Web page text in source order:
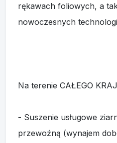
rękawach foliowych, a
nowoczesnych
Na terenie CAŁEGO
- Suszenie usługowe
przewoźną (wynajem